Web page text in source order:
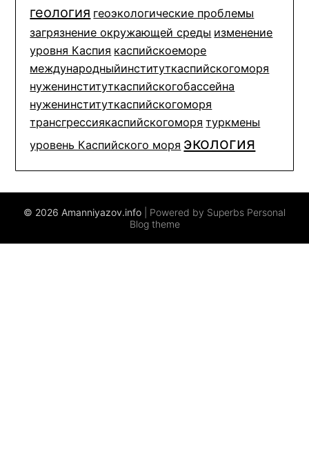
геология геоэкологические проблемы
загрязнение окружающей среды изменение
уровня Каспия каспийскоеморе
международныйинституткаспийскогоморя
нуженинституткаспийскогобассейна
нуженинституткаспийскогоморя
трансгрессиякаспийскогоморя туркмены
уровень Каспийского моря экология
© 2026 Amanniyazov.info | Powered by Superbs Personal
Blog theme